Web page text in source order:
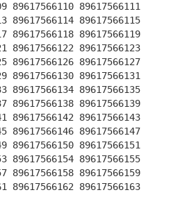
89617566110 89617566111
89617566114 89617566115
89617566118 89617566119
89617566122 89617566123
89617566126 89617566127
89617566130 89617566131
89617566134 89617566135
89617566138 89617566139
89617566142 89617566143
89617566146 89617566147
89617566150 89617566151
89617566154 89617566155
89617566158 89617566159
89617566162 89617566163